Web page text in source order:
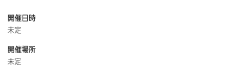
開催日時
未定
開催場所
未定